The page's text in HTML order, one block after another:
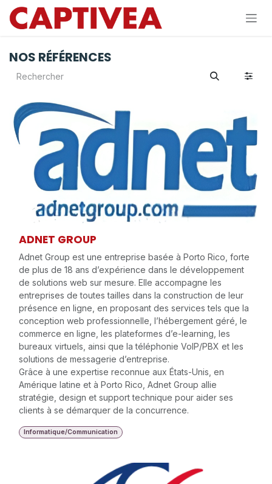
Se rendre au contenu
NOS RÉFÉRENCES
ADNET GROUP
Adnet Group est une entreprise basée à Porto Rico, forte
de plus de 18 ans d’expérience dans le développement
de solutions web sur mesure. Elle accompagne les
entreprises de toutes tailles dans la construction de leur
présence en ligne, en proposant des services tels que la
conception web professionnelle, l’hébergement géré, le
commerce en ligne, les plateformes d’e-learning, les
bureaux virtuels, ainsi que la téléphonie VoIP/PBX et les
solutions de messagerie d’entreprise.
Grâce à une expertise reconnue aux États-Unis, en
Amérique latine et à Porto Rico, Adnet Group allie
stratégie, design et support technique pour aider ses
clients à se démarquer de la concurrence.
Informatique/Communication